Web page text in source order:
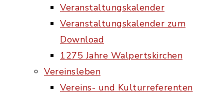
Veranstaltungskalender
Veranstaltungskalender zum
Download
1275 Jahre Walpertskirchen
Vereinsleben
Vereins- und Kulturreferenten